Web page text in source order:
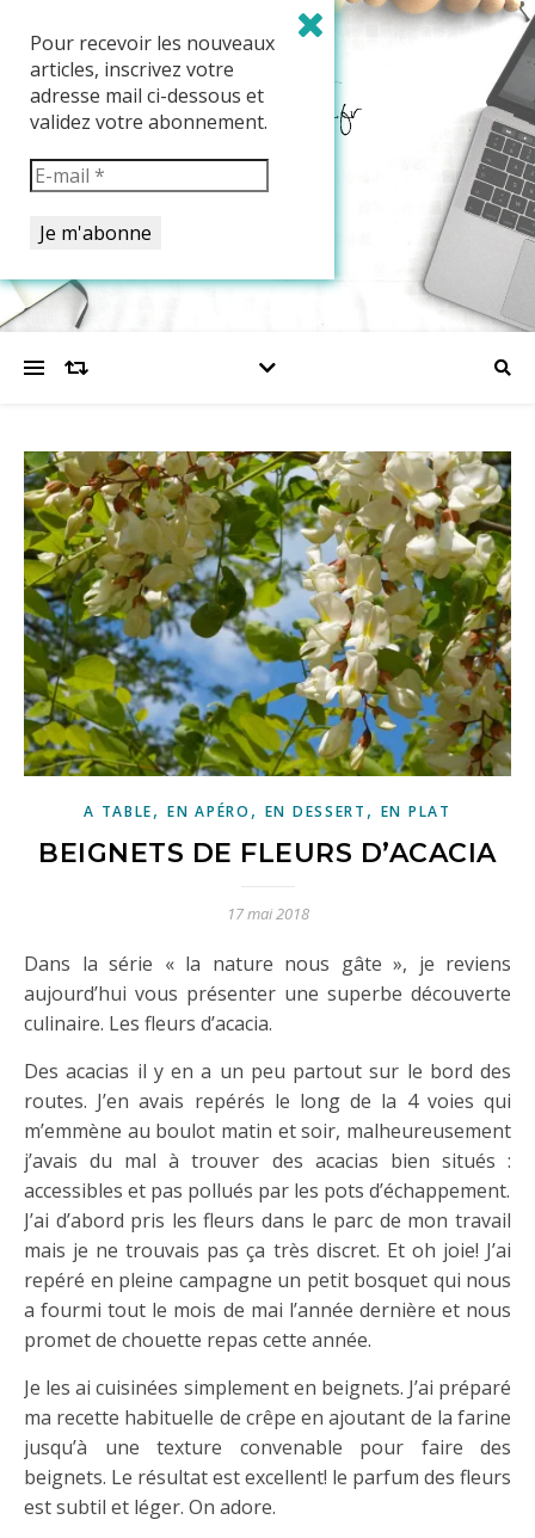
A TABLE,EN APÉRO , EN DESSERT , EN PLAT
BEIGNETS DE FLEURS D’ACACIA
17 mai 2018
Dans la série « la nature nous gâte », je reviens
aujourd’hui vous présenter une superbe découverte
culinaire. Les fleurs d’acacia.
Des acacias il y en a un peu partout sur le bord des
routes. J’en avais repérés le long de la 4 voies qui
m’emmène au boulot matin et soir, malheureusement
j’avais du mal à trouver des acacias bien situés :
accessibles et pas pollués par les pots d’échappement.
J’ai d’abord pris les fleurs dans le parc de mon travail
mais je ne trouvais pas ça très discret. Et oh joie! J’ai
repéré en pleine campagne un petit bosquet qui nous
a fourmi tout le mois de mai l’année dernière et nous
promet de chouette repas cette année.
Je les ai cuisinées simplement en beignets. J’ai préparé
ma recette habituelle de crêpe en ajoutant de la farine
jusqu’à une texture convenable pour faire des
beignets. Le résultat est excellent! le parfum des fleurs
est subtil et léger. On adore.
Pour recevoir les nouveaux
articles, inscrivez votre
adresse mail ci-dessous et
validez votre abonnement.